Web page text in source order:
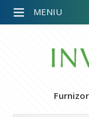
MENIU